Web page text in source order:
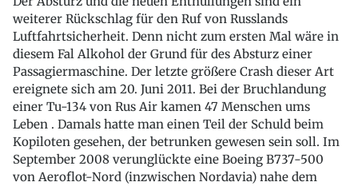
weiterer Rückschlag für den Ruf von Russlands
Luftfahrtsicherheit. Denn nicht zum ersten Mal wäre in
diesem Fal Alkohol der Grund für des Absturz einer
Passagiermaschine. Der letzte größere Crash dieser Art
ereignete sich am 20. Juni 2011. Bei der Bruchlandung
einer Tu-134 von Rus Air kamen 47 Menschen ums
Leben . Damals hatte man einen Teil der Schuld beim
Kopiloten gesehen, der betrunken gewesen sein soll. Im
September 2008 verunglückte eine Boeing B737-500
von Aeroflot-Nord (inzwischen Nordavia) nahe dem